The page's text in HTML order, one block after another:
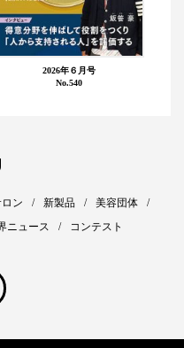
2026年６月号
No.540
ン 新製品
美容団体
ニュース コンテスト
pagetop